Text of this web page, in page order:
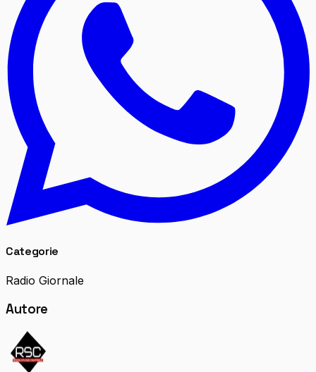
Categorie
Radio Giornale
Autore